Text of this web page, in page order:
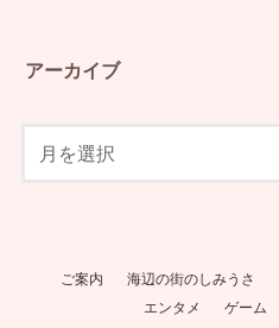
アーカイブ
ご案内 海辺の街のしみうさ
エンタメ
ゲーム